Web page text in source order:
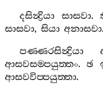
දසින්‍ද්‍රියා
සාසවා.
සාසවා, සියා අනාසවා.
පණ‍්ණරසින්‍ද්‍රියා
ආසවසම‍්පයුත‍්තං.ඡ
ආසවවිප‍්පයුත‍්තා.